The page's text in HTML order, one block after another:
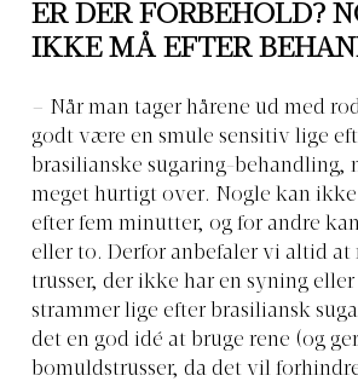
ER DER FORBEHOLD?
IKKE MÅ EFTER
– Når man tager hårene ud med
godt være en smule sensitiv lige
brasilianske sugaring-behandling,
meget hurtigt over. Nogle kan
efter fem minutter, og for andre
eller to. Derfor anbefaler vi altid at
trusser, der ikke har en syning
strammer lige efter brasiliansk
det en god idé at bruge rene (og
bomuldstrusser, da det vil